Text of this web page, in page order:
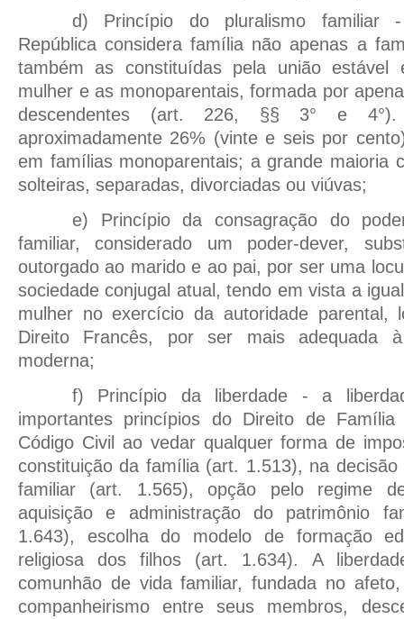
d) Princípio do pluralismo familiar
República considera família não apenas a
também as constituídas pela união
mulher e as monoparentais, formada por
descendentes (art. 226, §§ 3° e 4°).
aproximadamente 26% (vinte e seis por
em famílias monoparentais; a grande maioria
solteiras, separadas, divorciadas ou viúvas;
e) Princípio da consagração do
familiar, considerado um poder-dever,
outorgado ao marido e ao pai, por ser uma
sociedade conjugal atual, tendo em vista a
mulher no exercício da autoridade parental,
Direito Francês, por ser mais adequada à
moderna;
f) Princípio da liberdade - a
importantes princípios do Direito de
Código Civil ao vedar qualquer forma de
constituição da família (art. 1.513), na decisão
familiar (art. 1.565), opção pelo regime
aquisição e administração do patrimônio
1.643), escolha do modelo de formação
religiosa dos filhos (art. 1.634). A
comunhão de vida familiar, fundada no
companheirismo entre seus membros,